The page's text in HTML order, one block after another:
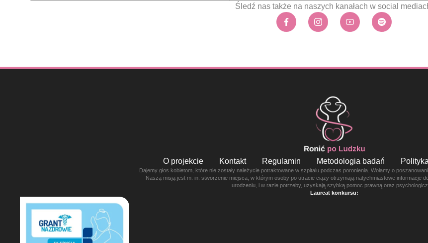
Śledź nas także na naszych kanałach w social
O projekcie Kontakt Regulamin Metodologia badań
Dajemy głos kobietom, które nie zostały należycie potraktowane w szpitalu podczas poronienia. Wołamy o
Naszą misją jest m. in. stworzenie miejsca, w którym osoby po utracie ciąży otrzymają natychmiastowe informacje
urodzeniu, i w razie potrzeby, uzyskają szybką pomoc prawną oraz
Laureat konkursu: